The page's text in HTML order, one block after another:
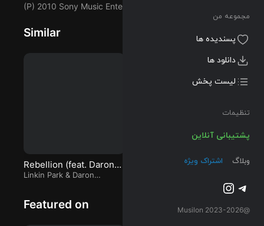
مجموعه من
پسندیده ها
دانلود ها
لیست پخش
تنظیمات
پشتیبانی آنلاین
وبلاگ اشتراک ویژه
تلگراماینستاگرم
@2023-2026 Musilon
شده است را
میتوانید با دو
FLAC دریافت
(P) 2010 Sony Music Entertainment
Similar
Rebellion (feat. Daron
Malakian) (Acapella)
Linkin Park & Daron
Featured on